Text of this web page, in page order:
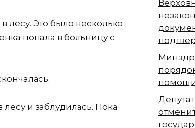
лесу. Это было несколько
попала в больницу с
и заблудилась. Пока
помощи